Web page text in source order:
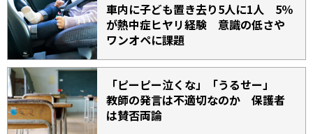
車内に子ども置き去り5人に1人 5％
が熱中症ヒヤリ経験 意識の低さや
ワンオペに課題
「ピーピー泣くな」「うるせー」
教師の発言は不適切なのか 保護者
は賛否両論